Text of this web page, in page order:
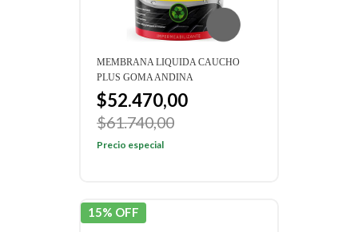
MEMBRANA LIQUIDA CAUCHO
PLUS GOMA ANDINA
$52.470,00
$61.740,00
Precio especial
15% OFF